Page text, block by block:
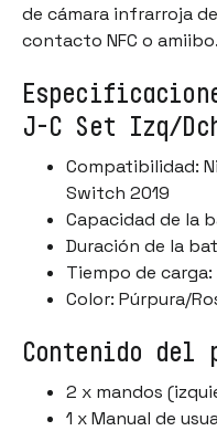
de cámara infrarroja
contacto NFC o amiibo.
J-C Set Izq/
Compatibilidad:
Switch 2019
Capacidad de la
Duración de la
Tiempo de
Color: Púrpura/
Contenido del
2 x mandos
1 x Manual de